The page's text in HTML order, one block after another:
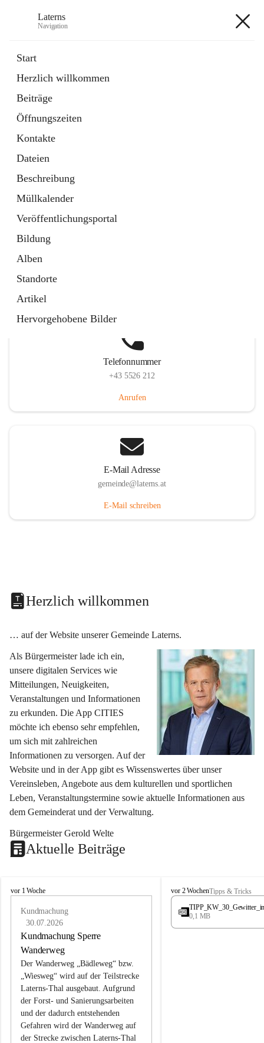
Laterns
Navigation
Start
Herzlich willkommen
Beiträge
Öffnungszeiten
Kontakte
Dateien
Beschreibung
Müllkalender
Veröffentlichungsportal
Bildung
Alben
Standorte
Artikel
Hervorgehobene Bilder
11 Schnellzugriffe
Soziales
1 Schnellzugriff
Telefonnummer
+43 5526 212
Anrufen
E-Mail Adresse
gemeinde@laterns.at
E-Mail schreiben
Herzlich willkommen
… auf der Website unserer Gemeinde Laterns.
Als Bürgermeister lade ich ein,
unsere digitalen Services wie
Mitteilungen, Neuigkeiten,
Veranstaltungen und Informationen
zu erkunden. Die App CITIES
möchte ich ebenso sehr empfehlen,
um sich mit zahlreichen
Informationen zu versorgen. Auf der
Website und in der App gibt es Wissenswertes über unser
Vereinsleben, Angebote aus dem kulturellen und sportlichen
Leben, Veranstaltungstermine sowie aktuelle Informationen aus
dem Gemeinderat und der Verwaltung.
Bürgermeister Gerold Welte
Aktuelle Beiträge
L
vor 1 Woche
Kundmachung
30.07.2026
Kundmachung Sperre
Wanderweg
Der Wanderweg „Bädleweg“ bzw.
„Wiesweg“ wird auf der Teilstrecke
Laterns-Thal ausgebaut. Aufgrund
der Forst- und Sanierungsarbeiten
und der dadurch entstehenden
Gefahren wird der Wanderweg auf
der Strecke zwischen Laterns-Thal
L
a
e
vor 2 WochenTipps & Tricks
0,1 MB